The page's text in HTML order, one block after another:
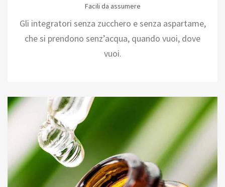
Facili da assumere
Gli integratori senza zucchero e senza aspartame,
che si prendono senz’acqua, quando vuoi, dove
vuoi.